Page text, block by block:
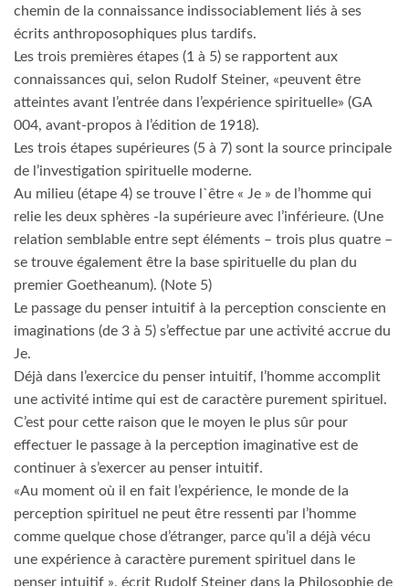
chemin de la connaissance indissociablement liés à ses
écrits anthroposophiques plus tardifs.
Les trois premières étapes (1 à 5) se rapportent aux
connaissances qui, selon Rudolf Steiner, «peuvent être
atteintes avant l’entrée dans l’expérience spirituelle» (GA
004, avant-propos à l’édition de 1918).
Les trois étapes supérieures (5 à 7) sont la source principale
de l’investigation spirituelle moderne.
Au milieu (étape 4) se trouve l`être « Je » de l’homme qui
relie les deux sphères -la supérieure avec l’inférieure. (Une
relation semblable entre sept éléments – trois plus quatre –
se trouve également être la base spirituelle du plan du
premier Goetheanum). (Note 5)
Le passage du penser intuitif à la perception consciente en
imaginations (de 3 à 5) s’effectue par une activité accrue du
Je.
Déjà dans l’exercice du penser intuitif, l’homme accomplit
une activité intime qui est de caractère purement spirituel.
C’est pour cette raison que le moyen le plus sûr pour
effectuer le passage à la perception imaginative est de
continuer à s’exercer au penser intuitif.
«Au moment où il en fait l’expérience, le monde de la
perception spirituel ne peut être ressenti par l’homme
comme quelque chose d’étranger, parce qu’il a déjà vécu
une expérience à caractère purement spirituel dans le
penser intuitif », écrit Rudolf Steiner dans la Philosophie de